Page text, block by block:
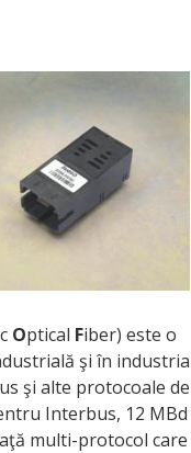
Optical Fiber) este o
şi în industria
şi alte protocoale de
Interbus, 12 MBd
multi-protocol care